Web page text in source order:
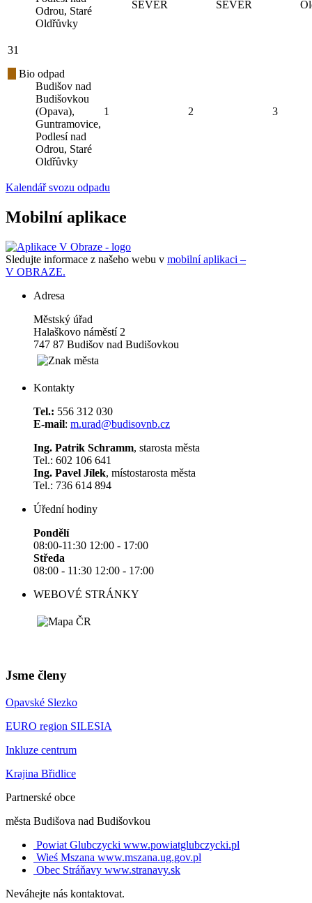
Odrou, Staré
Oldřůvky
SEVER SEVER
31
Bio odpad
Budišov nad
Budišovkou
(Opava),
Guntramovice,
Podlesí nad
Odrou, Staré
Oldřůvky
1 2 3
Kalendář svozu odpadu
Mobilní aplikace
Sledujte informace z našeho webu v mobilní aplikaci –
V OBRAZE.
Adresa
Městský úřad
Halaškovo náměstí 2
747 87 Budišov nad Budišovkou
Kontakty
Tel.: 556 312 030
E-mail: m.urad@budisovnb.cz
Ing. Patrik Schramm, starosta města
Tel.: 602 106 641
Ing. Pavel Jílek, místostarosta města
Tel.: 736 614 894
Úřední hodiny
Pondělí
08:00-11:30 12:00 - 17:00
Středa
08:00 - 11:30 12:00 - 17:00
WEBOVÉ STRÁNKY
Jsme členy
Opavské Slezko
EURO region SILESIA
Inkluze centrum
Krajina Břidlice
Partnerské obce
města Budišova nad Budišovkou
Powiat Glubczycki www.powiatglubczycki.pl
Wieś Mszana www.mszana.ug.gov.pl
Obec Stráňavy www.stranavy.sk
Neváhejte nás kontaktovat.